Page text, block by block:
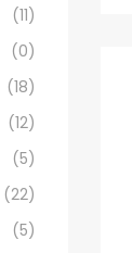
(11)
(0)
(18)
(12)
(5)
(22)
(5)